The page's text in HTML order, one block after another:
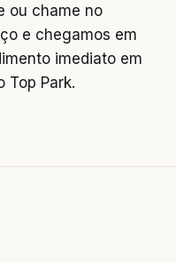
ou chame no
e chegamos em
imediato em
Top Park.